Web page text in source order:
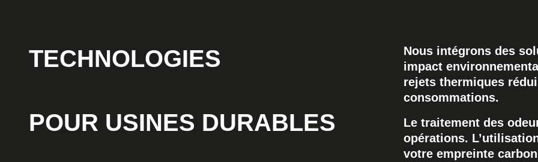
TECHNOLOGIES
POUR USINES DURABLES
Nous intégrons des
impact
rejets thermiques
consommations.
Le traitement des
opérations.
votre empreinte